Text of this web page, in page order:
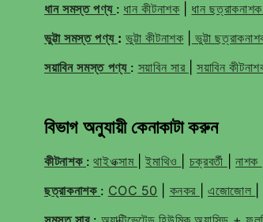
ধান সমস্ত পণ্য : ধান কীটনাশক ধান ছত্রাকনাশক
ভুট্টা সমস্ত পণ্য : ভুট্টা কীটনাশক ভুট্টা
সয়াবিন সমস্ত পণ্য : সয়াবিন সার |সয়াবিন
বিভাগ অনুযায়ী কেনাকাটা করুন
কীটনাশক :থাইওক্সাম |ইমাথিও চক্রবর্তী |নাশক
ছত্রাকনাশক : COC 50 কনকর |এজোজোল